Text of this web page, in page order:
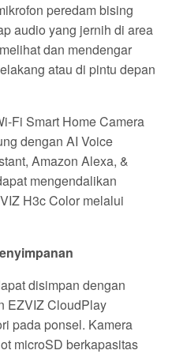
peredam bising
audio yang jernih di area
dan mendengar
atau di pintu depan
Fi Smart Home Camera
dengan AI Voice
Amazon Alexa, &
mengendalikan
H3c Color melalui
disimpan dengan
EZVIZ CloudPlay
pada ponsel. Kamera
microSD berkapasitas